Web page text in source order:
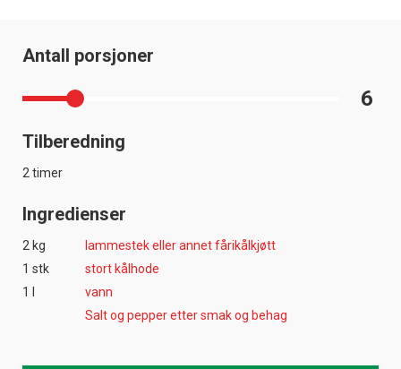
Antall porsjoner
6
Tilberedning
2 timer
Ingredienser
2 kg
lammestek eller annet fårikålkjøtt
1 stk
stort kålhode
1 l
vann
Salt og pepper etter smak og behag